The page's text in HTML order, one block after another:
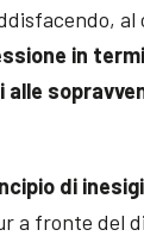
in
alle
di
a fronte del